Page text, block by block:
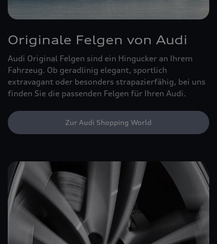
Originale Felgen von Audi
Audi Original Felgen sind ein Hingucker an Ihrem
Fahrzeug. Ob geradlinig elegant, sportlich
extravagant oder besonders strapazierfähig, bei uns
finden Sie die passenden Felgen für Ihren Audi.
Zur Audi Shopping World